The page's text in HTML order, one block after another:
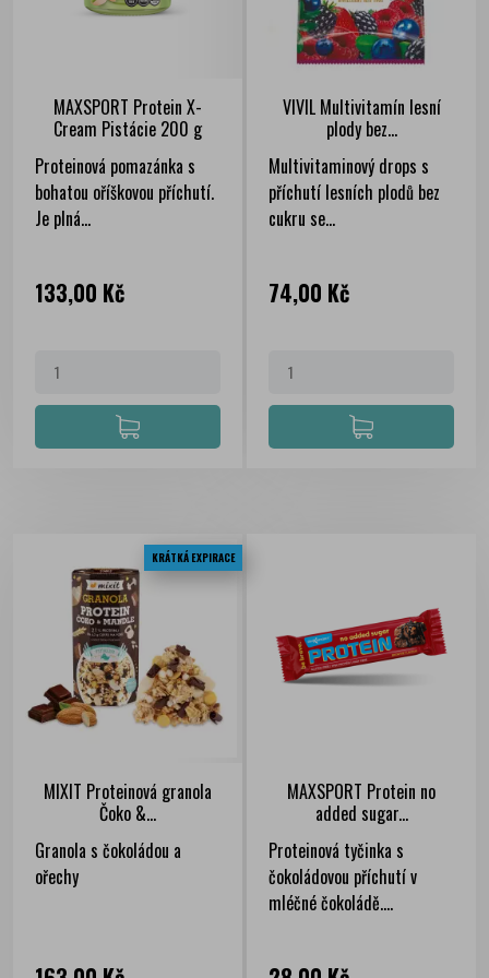
MAXSPORT Protein X-
Cream Pistácie 200 g
Proteinová pomazánka s
bohatou oříškovou příchutí.
Je plná...
Cena
133,00 Kč
VIVIL Multivitamín lesní
plody bez...
Multivitaminový drops s
příchutí lesních plodů bez
cukru se...
Cena
74,00 Kč
MIXIT Proteinová granola
Čoko &...
Granola s čokoládou a
ořechy
KRÁTKÁ EXPIRACE
MAXSPORT Protein no
added sugar...
Proteinová tyčinka s
čokoládovou příchutí v
mléčné čokoládě....